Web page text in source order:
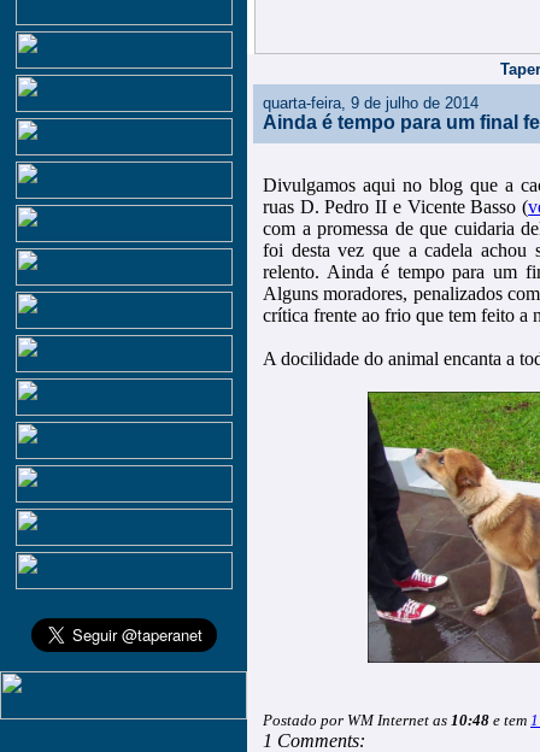
quarta-feira, 9 de julho de 2014
Ainda é tempo para um final
Divulgamos aqui no blog que a
ruas D. Pedro II e Vicente Basso (
com a promessa de que cuidaria
foi desta vez que a cadela achou
relento. Ainda é tempo para um
Alguns moradores, penalizados
crítica frente ao frio que tem feito a
A docilidade do animal encanta a
Postado por WM Internet as 10:48 e tem
1 Comments: